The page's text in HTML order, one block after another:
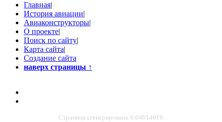
Главная|
История авиации|
Авиаконструкторы|
О проекте|
Поиск по сайту|
Карта сайта|
Создание сайта
наверх страницы ↑
Страница сгенерирована:0.04614019